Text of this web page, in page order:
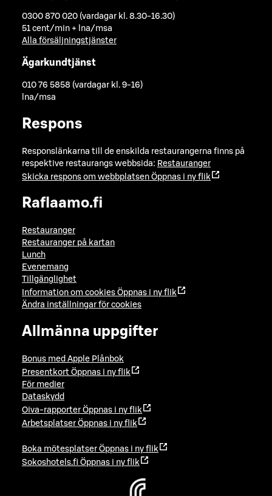
0300 870 020 (vardagar kl. 8.30-16.30)
51 cent/min + lna/msa
Alla försäljningstjänster
Ägarkundtjänst
010 76 5858 (vardagar kl. 9-16)
lna/msa
Respons
Responslänkarna till de enskilda restaurangerna finns på
respektive restaurangs webbsida: Restauranger
Skicka respons om webbplatsen Öppnas i ny flik
Raflaamo.fi
Restauranger
Restauranger på kartan
Lunch
Evenemang
Tillgänglighet
Information om cookies Öppnas i ny flik
Ändra inställningar för cookies
Allmänna uppgifter
Bonus med Apple Plånbok
Presentkort Öppnas i ny flik
För medier
Dataskydd
Oiva-rapporter Öppnas i ny flik
Arbetsplatser Öppnas i ny flik
Boka mötesplatser Öppnas i ny flik
Sokoshotels.fi Öppnas i ny flik